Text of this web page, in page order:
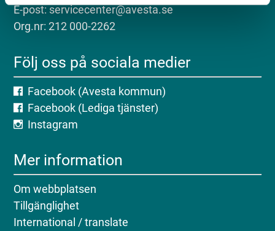
E-post: servicecenter@avesta.se
Org.nr: 212 000-2262
Följ oss på sociala medier
Facebook (Avesta kommun)
Facebook (Lediga tjänster)
Instagram
Mer information
Om webbplatsen
Tillgänglighet
International / translate